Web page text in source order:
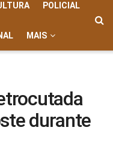
POLICIAL
MAIS
durante